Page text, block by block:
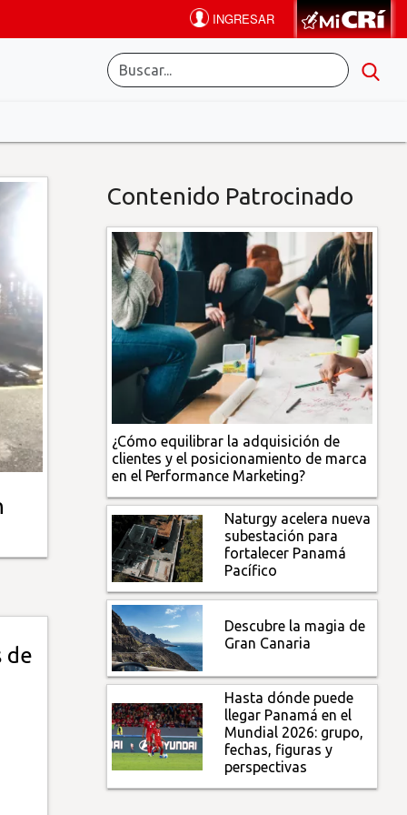
de
Contenido Patrocinado
¿Cómo equilibrar la adquisición de
clientes y el posicionamiento de marca
en el Performance Marketing?
Naturgy acelera nueva
subestación para
fortalecer Panamá
Pacífico
Descubre la magia de
Gran Canaria
Hasta dónde puede
llegar Panamá en el
Mundial 2026: grupo,
fechas, figuras y
perspectivas